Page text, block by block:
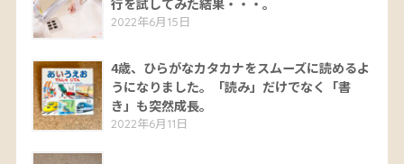
行を試してみた結果・・・。
2022年6月15日
4歳、ひらがなカタカナをスムーズに読めるよ
うになりました。「読み」だけでなく「書
き」も突然成長。
2022年6月11日